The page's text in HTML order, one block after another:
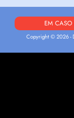
EM CASO
Copyright © 2026 -